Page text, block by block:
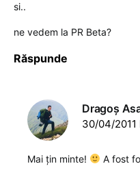
si..
ne vedem la PR Beta?
Răspunde
Dragoş
30/04/2011
Mai țin minte! A fost